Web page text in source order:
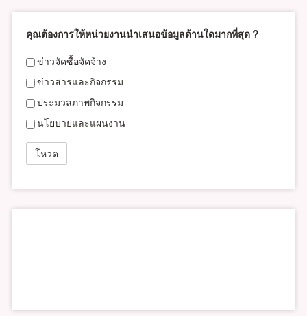
คุณต้องการให้หน่วยงานนำเสนอข้อมูลด้านใดมากที่สุด ?
ข่าวจัดซื้อจัดจ้าง
ข่าวสารและกิจกรรม
ประมวลภาพกิจกรรม
นโยบายและแผนงาน